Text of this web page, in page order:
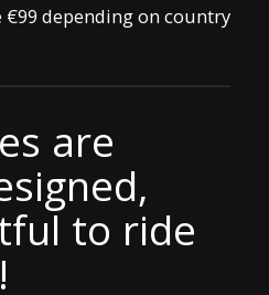
€99 depending on country
are
to ride